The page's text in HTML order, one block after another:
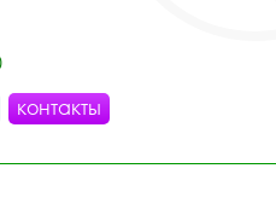
контакты